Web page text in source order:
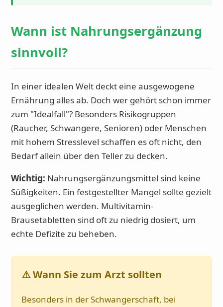
Wann ist Nahrungsergänzung
sinnvoll?
In einer idealen Welt deckt eine ausgewogene
Ernährung alles ab. Doch wer gehört schon immer
zum "Idealfall"? Besonders Risikogruppen
(Raucher, Schwangere, Senioren) oder Menschen
mit hohem Stresslevel schaffen es oft nicht, den
Bedarf allein über den Teller zu decken.
Wichtig: Nahrungsergänzungsmittel sind keine
Süßigkeiten. Ein festgestellter Mangel sollte gezielt
ausgeglichen werden. Multivitamin-
Brausetabletten sind oft zu niedrig dosiert, um
echte Defizite zu beheben.
⚠️ Wann Sie zum Arzt sollten
Besonders in der Schwangerschaft, bei